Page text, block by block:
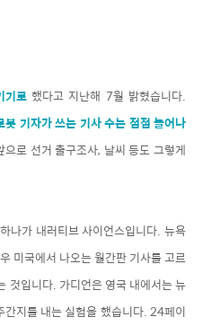
기로했다고 지난해 7월 밝혔습니다.
봇 기자가 쓰는 기사 수는 점점 늘어나
로 선거 출구조사, 날씨 등도 그렇게
나가 내러티브 사이언스입니다. 뉴욕
미국에서 나오는 월간판 기사를 고르
것입니다. 가디언은 영국 내에서는 뉴
지를 내는 실험을 했습니다. 24페이